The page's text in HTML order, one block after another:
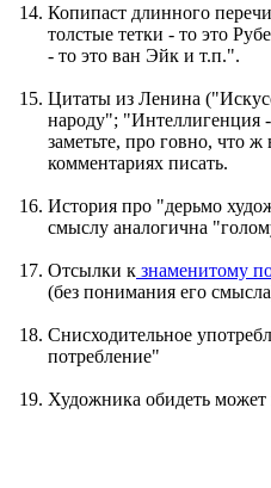
Копипаст длинного
толстые тетки - то это
- то это ван Эйк и т.п.".
Цитаты из Ленина
народу"; "Интеллигенция
заметьте, про говно, что ж
комментариях писать.
История про "дерьмо
смыслу аналогична
Отсылки к знаменитому
(без понимания его
Снисходительное
потребление"
Художника обидеть